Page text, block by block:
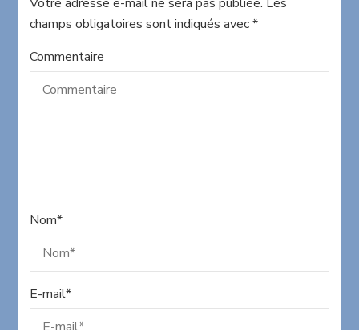
Votre adresse e-mail ne sera pas publiée. Les
champs obligatoires sont indiqués avec*
Commentaire
Nom*
E-mail*